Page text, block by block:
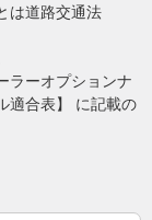
は道路交通法
ラーオプションナ
適合表】 に記載の